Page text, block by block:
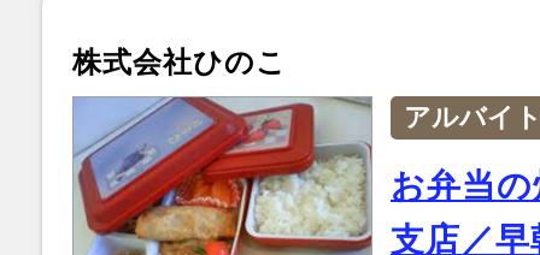
株式会社ひのこ
アルバイ
お弁当
支店／